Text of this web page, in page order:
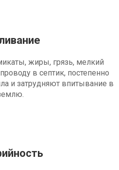
жиры, грязь, мелкий
в септик, постепенно
и затрудняют впитывание в